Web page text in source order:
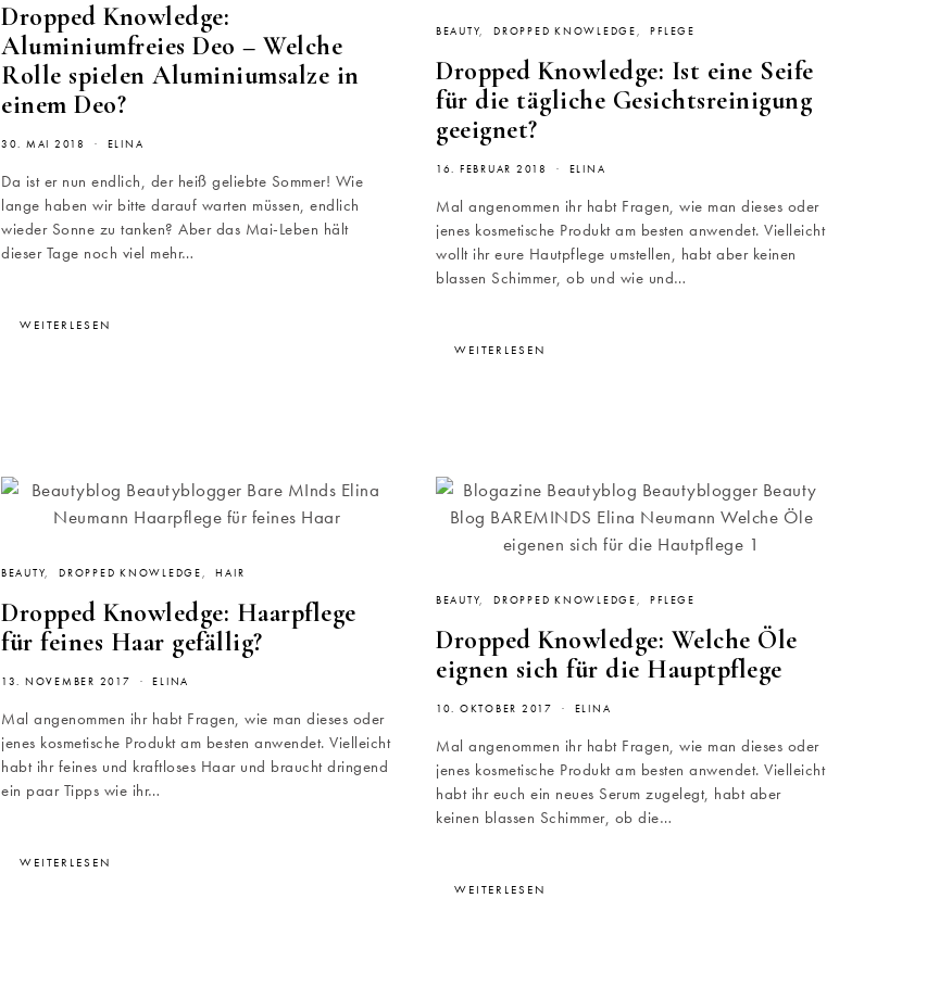
Dropped Knowledge:
Aluminiumfreies Deo – Welche
Rolle spielen Aluminiumsalze in
einem Deo?
30. MAI 2018 ELINA
Da ist er nun endlich, der heiß geliebte Sommer! Wie
lange haben wir bitte darauf warten müssen, endlich
wieder Sonne zu tanken? Aber das Mai-Leben hält
dieser Tage noch viel mehr…
WEITERLESEN
BEAUTY DROPPED KNOWLEDGE PFLEGE
Dropped Knowledge: Ist eine Seife
für die tägliche Gesichtsreinigung
geeignet?
16. FEBRUAR 2018 ELINA
Mal angenommen ihr habt Fragen, wie man dieses oder
jenes kosmetische Produkt am besten anwendet. Vielleicht
wollt ihr eure Hautpflege umstellen, habt aber keinen
blassen Schimmer, ob und wie und…
WEITERLESEN
BEAUTY DROPPED KNOWLEDGE HAIR
Dropped Knowledge: Haarpflege
für feines Haar gefällig?
13. NOVEMBER 2017 ELINA
Mal angenommen ihr habt Fragen, wie man dieses oder
jenes kosmetische Produkt am besten anwendet. Vielleicht
habt ihr feines und kraftloses Haar und braucht dringend
ein paar Tipps wie ihr…
WEITERLESEN
BEAUTY DROPPED KNOWLEDGE PFLEGE
Dropped Knowledge: Welche Öle
eignen sich für die Hauptpflege
10. OKTOBER 2017 ELINA
Mal angenommen ihr habt Fragen, wie man dieses oder
jenes kosmetische Produkt am besten anwendet. Vielleicht
habt ihr euch ein neues Serum zugelegt, habt aber
keinen blassen Schimmer, ob die…
WEITERLESEN